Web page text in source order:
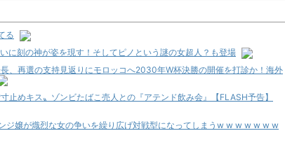
る
に刻の神が姿を現す！そしてピノという謎の女超人？も登場
、再選の支持見返りにモロッコへ2030年W杯決勝の開催を打診か！海外
止めキス〟ゾンビたばこ売人との『アテンド飲み会』【FLASH予告】
ジ嬢が熾烈な女の争いを繰り広げ対戦型になってしまうw w w w w w w